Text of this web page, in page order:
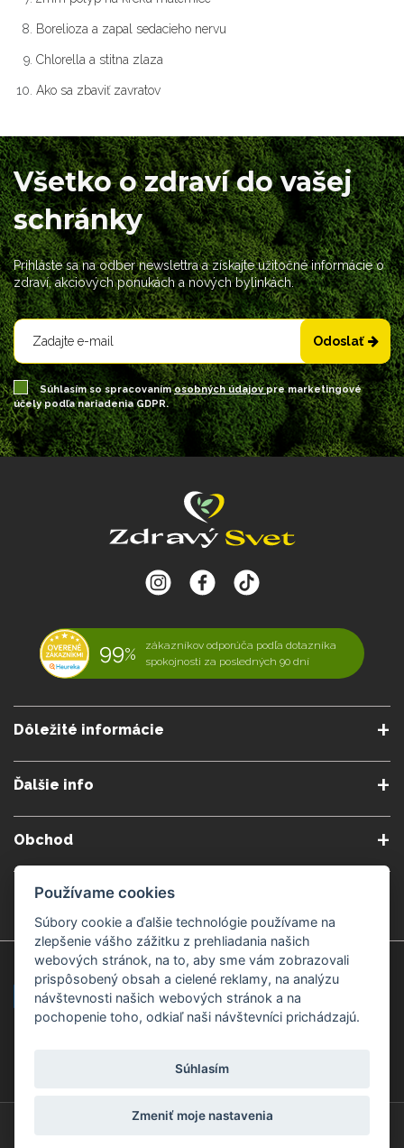
Borelioza a zapal sedacieho nervu
Chlorella a stitna zlaza
Ako sa zbaviť zavratov
Všetko o zdraví do vašej
schránky
Prihláste sa na odber newslettra a získajte užitočné informácie o
zdraví, akciových ponukách a nových bylinkách.
Odoslať
Súhlasím so spracovanímosobných údajovpre marketingové
účely podľa nariadenia GDPR.
99%
zákazníkov odporúča podľa dotazníka
spokojnosti za posledných 90 dní
Dôležité informácie
Ochrana osobných údajov
Cookies nastavenia
Ďalšie info
Gemmoterapia
Obchod
Nakupuj bezpečne Veľkoobchod
Kamenné predajne
Považská Bystrica v Kauflande Považská Bystrica Mpark
Žilina Čadca
Záruka kvality
© Copyright 2008-2026 ZdravýSvet.sk
Používame cookies
Súbory cookie a ďalšie technológie používame na
zlepšenie vášho zážitku z prehliadania našich
webových stránok, na to, aby sme vám zobrazovali
prispôsobený obsah a cielené reklamy, na analýzu
návštevnosti našich webových stránok a na
pochopenie toho, odkiaľ naši návštevníci prichádzajú.
Súhlasím
Zmeniť moje nastavenia